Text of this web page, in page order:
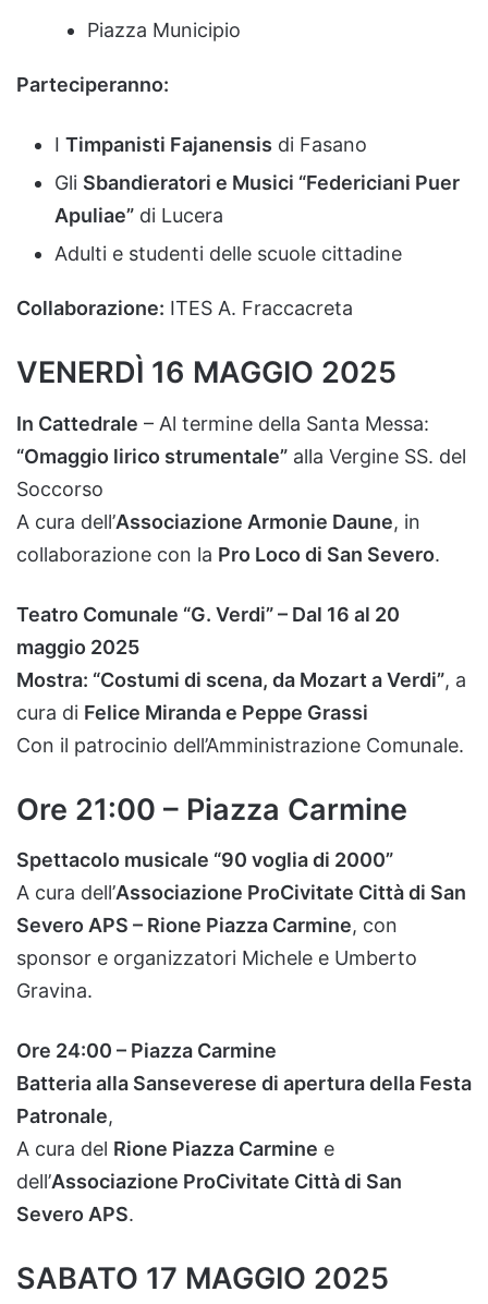
Piazza Municipio
Parteciperanno:
I Timpanisti Fajanensis di Fasano
Gli Sbandieratori e Musici “Federiciani Puer
Apuliae” di Lucera
Adulti e studenti delle scuole cittadine
Collaborazione: ITES A. Fraccacreta
VENERDÌ 16 MAGGIO 2025
In Cattedrale – Al termine della Santa Messa:
“Omaggio lirico strumentale” alla Vergine SS. del
Soccorso
A cura dell’Associazione Armonie Daune, in
collaborazione con la Pro Loco di San Severo.
Teatro Comunale “G. Verdi” – Dal 16 al 20
maggio 2025
Mostra: “Costumi di scena, da Mozart aVerdi”, a
cura di Felice Mirandae Peppe Grassi
Con il patrocinio dell’Amministrazione Comunale.
Ore 21:00 – Piazza Carmine
Spettacolo musicale “90 vogliadi 2000”
A cura dell’Associazione ProCivitate Cittàdi San
Severo APS – Rione Piazza Carmine, con
sponsor e organizzatori Michele e Umberto
Gravina.
Ore 24:00 – Piazza Carmine
Batteriaalla Sanseverese di aperturadella Festa
Patronale,
A cura del Rione Piazza Carmine e
dell’Associazione ProCivitate Cittàdi San
Severo APS.
SABATO 17 MAGGIO 2025